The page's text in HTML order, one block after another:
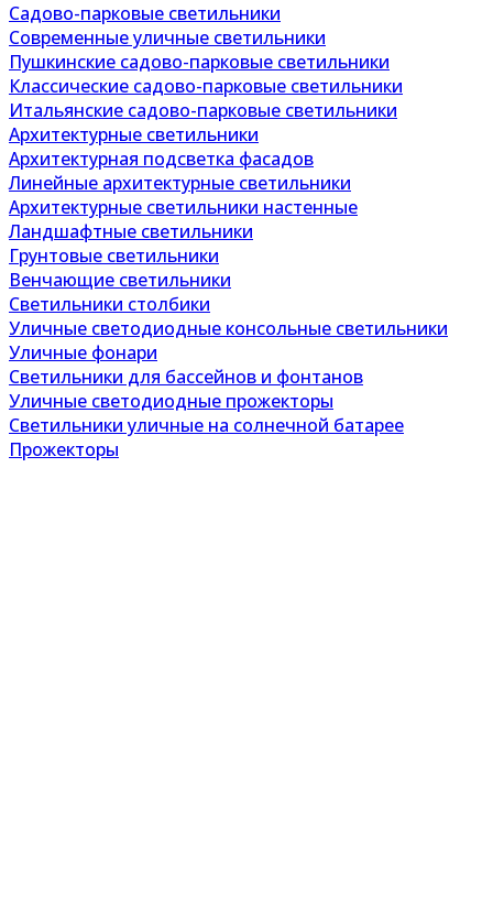
Садово-парковые светильники
Современные уличные светильники
Пушкинские садово-парковые светильники
Классические садово-парковые светильники
Итальянские садово-парковые светильники
Архитектурные светильники
Архитектурная подсветка фасадов
Линейные архитектурные светильники
Архитектурные светильники настенные
Ландшафтные светильники
Грунтовые светильники
Венчающие светильники
Светильники столбики
Уличные светодиодные консольные светильники
Уличные фонари
Светильники для бассейнов и фонтанов
Уличные светодиодные прожекторы
Светильники уличные на солнечной батарее
Прожекторы